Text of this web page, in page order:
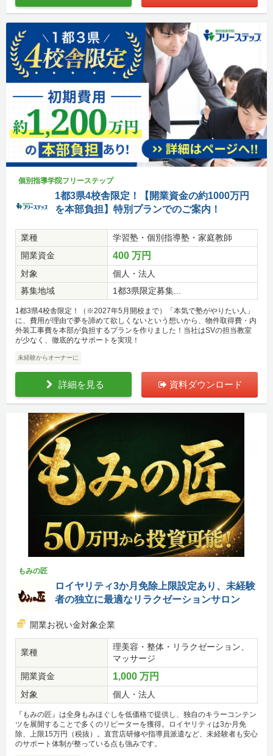
個別指導学院フリーステップ
1都3県4校舎限定！【開業資金の約1000万円
を本部負担】特別プランでのご案内！
業種
学習塾・個別指導塾・家庭教師
開業資金
400 万円
対象
個人・法人
募集地域
1都3県限定募集...
1都3県4校舎限定！（※2027年5月開校まで）「本気で塾がやりたい人」
に、費用が理由で夢を諦めて欲しくないという想いから、物件取得費・内
外装工事費を本部が負担するプランを作りました！当社はSVの担当教室
が少なく、徹底的なサポートを実現！
未経験からオーナーに
詳細を見る 資料ダウンロード
もみの匠
ロイヤリティ3か月免除上限設定あり、未経験
者の独立に最適なリラクゼーションサロン
開業お祝い金対象企業
業種
理美容・整体・リラクゼーション、
マッサージ
開業資金
1,000 万円
対象 個人・法人
『もみの匠』は全身もみほぐしを低価格で提供し、独自のキラーコンテン
ツを展開することで多くのリピーターを獲得。ロイヤリティは3か月免
除、上限15万円（税抜）。直営店研修や指導員派遣など、未経験者も安心
のサポート体制が整っている点も強みです。